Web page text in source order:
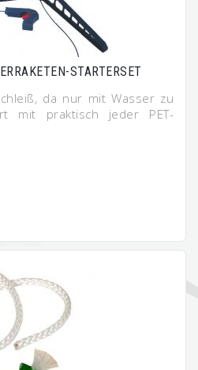
STARTERSET
da nur mit Wasser zu
mit praktisch jeder PET-